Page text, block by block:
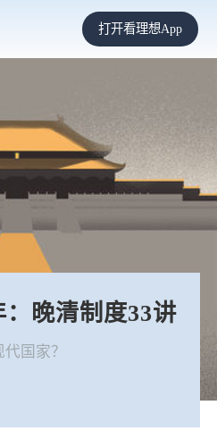
打开看理想App
晚清制度33讲
国家？